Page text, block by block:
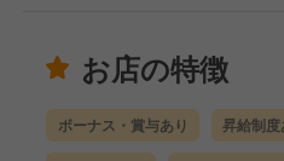
お店の特徴
ボーナス・賞与あり 昇給制度